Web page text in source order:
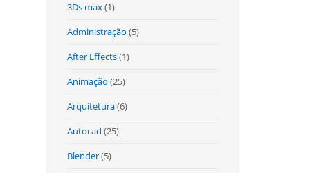
3Ds max(1)
Administração (5)
After Effects(1)
Animação (25)
Arquitetura(6)
Autocad (25)
Blender(5)